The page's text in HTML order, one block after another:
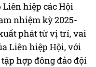
hiệp các Hội
nhiệm kỳ 2025-
phát từ vị trí, vai
Liên hiệp Hội, với
hợp đông đảo đội